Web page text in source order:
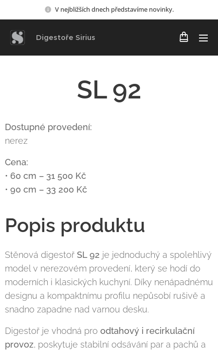
V nejbližších dnech představíme novinky.
Digestoře Sirius
SL 92
Dostupné provedení:
nerez
Cena:
• 60 cm – 31 500 Kč
• 90 cm – 33 200 Kč
Popis produktu
Stěnová digestoř SL 92 je jednoduchý a spolehlivý
model v nerezovém provedení, který se hodí do
moderních i klasických kuchyní. Díky nenápadnému
designu a kompaktnímu profilu nepůsobí rušivě a
snadno zapadne nad varnou desku.
Digestoř je vhodná pro odtahový i recirkulační
provoz, poskytuje stabilní odsávání par a pachů a